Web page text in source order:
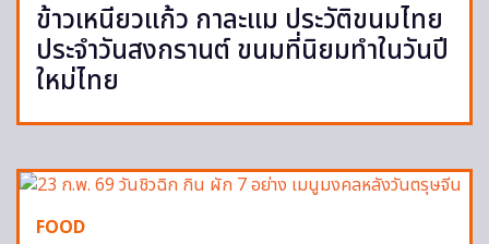
ข้าวเหนียวแก้ว กาละแม ประวัติขนมไทย
ประจำวันสงกรานต์ ขนมที่นิยมทำในวันปี
ใหม่ไทย
FOOD